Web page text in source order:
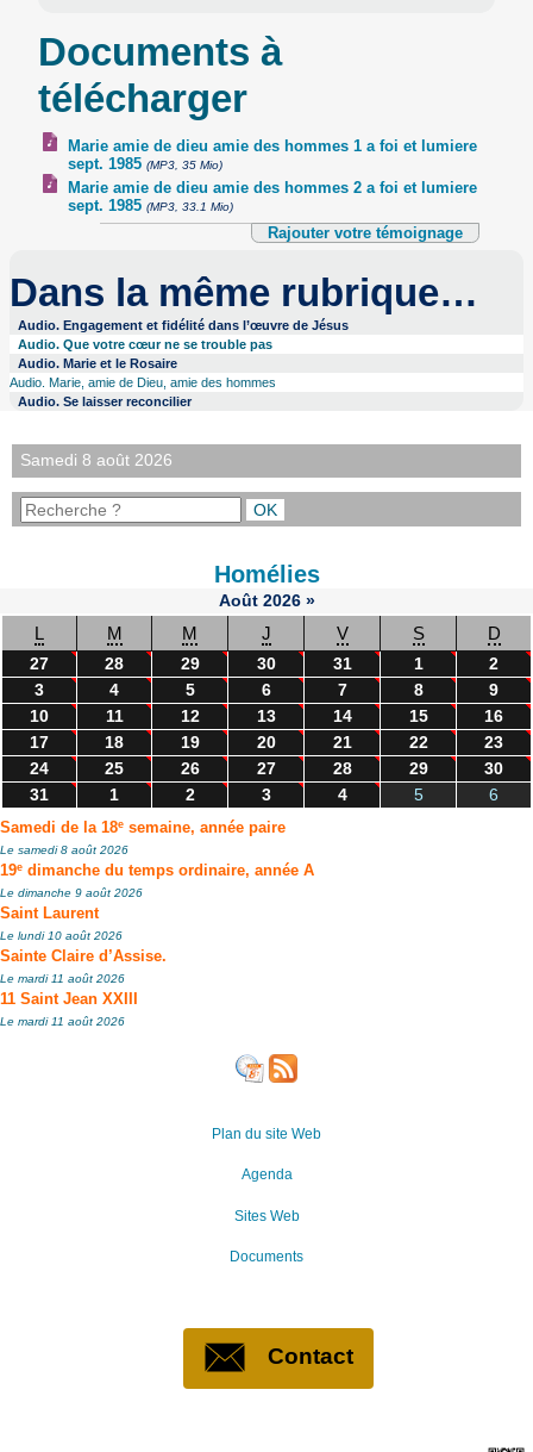
Documents à
télécharger
Marie amie de dieu amie des hommes 1 a foi et lumiere
sept. 1985 (MP3, 35 Mio)
Marie amie de dieu amie des hommes 2 a foi et lumiere
sept. 1985 (MP3, 33.1 Mio)
Rajouter votre témoignage
Dans la même rubrique…
Audio. Engagement et fidélité dans l’œuvre de Jésus
Audio. Que votre cœur ne se trouble pas
Audio. Marie et le Rosaire
Audio. Marie, amie de Dieu, amie des hommes
Audio. Se laisser reconcilier
Samedi 8 août 2026
Homélies
Août 2026 »
L M M J V S D
27 28 29 30 31 1
2
3
4 5 6 7 8
9
10
11 12 13 14 15
16
17
18 19 20 21 22
23
24
25 26 27 28 29
30
31
1 2 3 4 5 6
Samedi de la 18e semaine, année paire
Le samedi 8 août 2026
19e dimanche du temps ordinaire, année A
Le dimanche 9 août 2026
Saint Laurent
Le lundi 10 août 2026
Sainte Claire d’Assise.
Le mardi 11 août 2026
11 Saint Jean XXIII
Le mardi 11 août 2026
Plan du site Web
Agenda
Sites Web
Documents
Contact